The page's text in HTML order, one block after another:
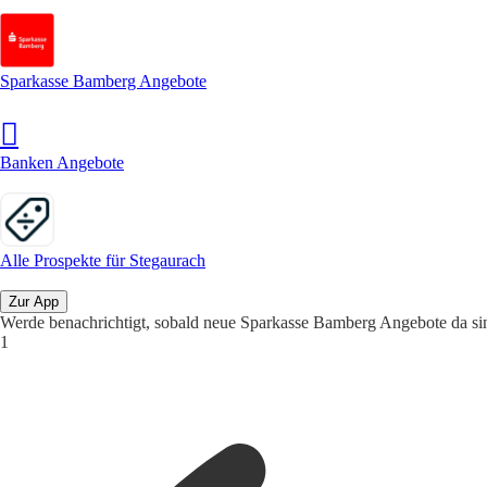
Sparkasse Bamberg Angebote
Banken Angebote
Alle Prospekte für Stegaurach
Zur App
Werde benachrichtigt, sobald neue Sparkasse Bamberg Angebote da